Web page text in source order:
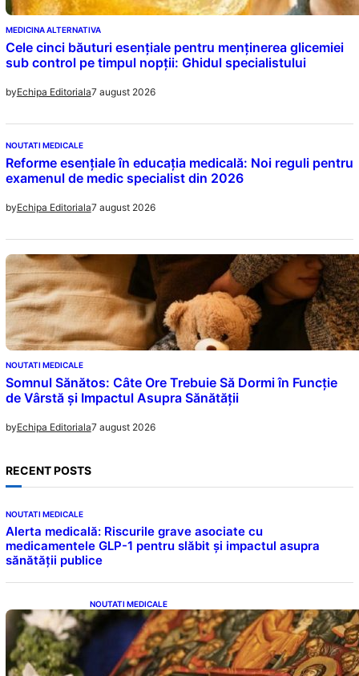
MEDICINA ALTERNATIVA
Cele cinci băuturi esențiale pentru menținerea glicemiei
sub control pe timpul nopții: Ghidul specialistului
byEchipa Editoriala7 august 2026
NOUTATI MEDICALE
Reforme esențiale în educația medicală: Noi reguli pentru
examenul de medic specialist din 2026
byEchipa Editoriala7 august 2026
NOUTATI MEDICALE
Somnul Sănătos: Câte Ore Trebuie Să Dormi în Funcție
de Vârstă și Impactul Asupra Sănătății
byEchipa Editoriala7 august 2026
RECENT POSTS
NOUTATI MEDICALE
Alerta medicală: Riscurile grave asociate cu
medicamentele GLP-1 pentru slăbit și impactul asupra
sănătății publice
NOUTATI MEDICALE
Postul Adormirii Maicii Domnului: Tradiții,
Superstiții și Implicații Spiritualitate în 2026